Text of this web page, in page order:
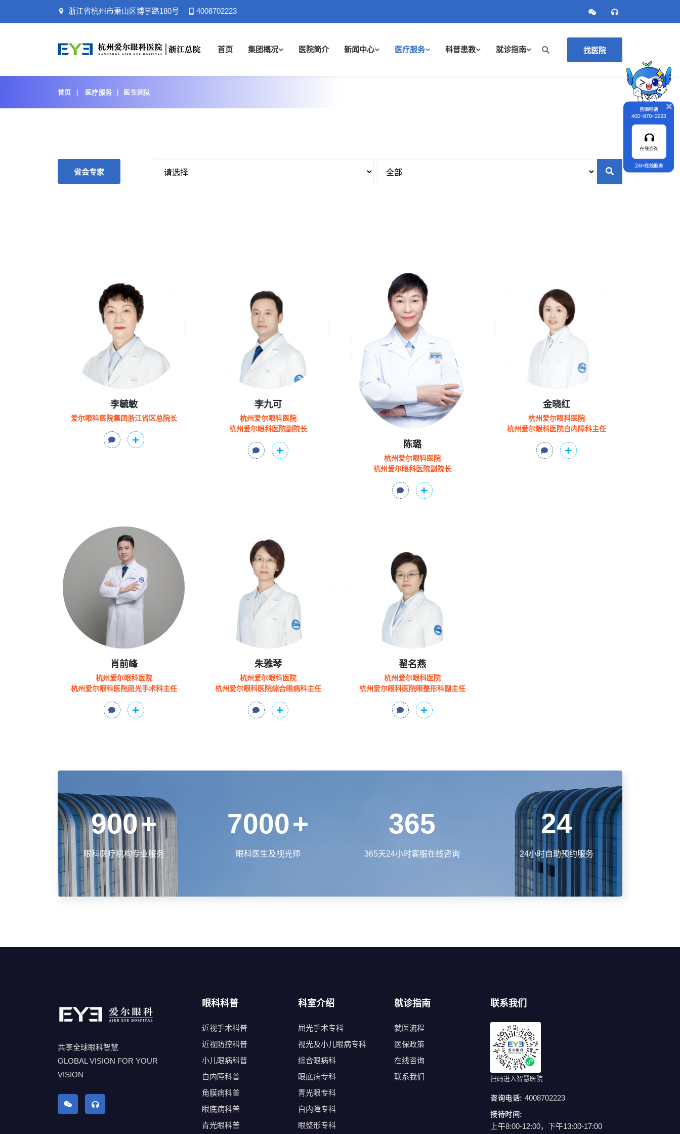
浙江省杭州市萧山区博学路180号 4008702223
首页 集团概况 医院简介 新闻中心 医疗服务 科普患教 就诊指南 找医院
首页 医疗服务 医生团队
省会专家
李毓敏
爱尔眼科医院集团浙江省区总院长
李九可
杭州爱尔眼科医院
杭州爱尔眼科医院副院长
陈璐
杭州爱尔眼科医院
杭州爱尔眼科医院副院长
金晓红
杭州爱尔眼科医院
杭州爱尔眼科医院白内障科主任
肖前峰
杭州爱尔眼科医院
杭州爱尔眼科医院屈光手术科主任
朱雅琴
杭州爱尔眼科医院
杭州爱尔眼科医院综合眼病科主任
翟名燕
杭州爱尔眼科医院
杭州爱尔眼科医院眼整形科副主任
900+
眼科医疗机构专业服务
7000+
眼科医生及视光师
365
365天24小时客服在线咨询
24
24小时自助预约服务
共享全球眼科智慧
GLOBAL VISION FOR YOUR
VISION
眼科科普
近视手术科普
近视防控科普
小儿眼病科普
白内障科普
角膜病科普
眼底病科普
青光眼科普
科室介绍
屈光手术专科
视光及小儿眼病专科
综合眼病科
眼底病专科
青光眼专科
白内障专科
眼整形专科
就诊指南
就医流程
医保政策
在线咨询
联系我们
联系我们
扫码进入智慧医院
咨询电话: 4008702223
接待时间:
上午8:00-12:00，下午13:00-17:00